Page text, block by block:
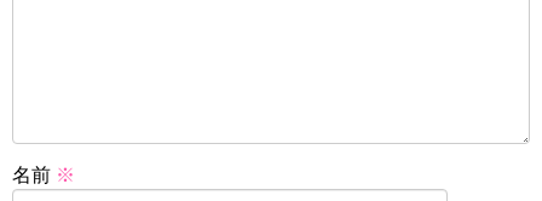
名前 ※